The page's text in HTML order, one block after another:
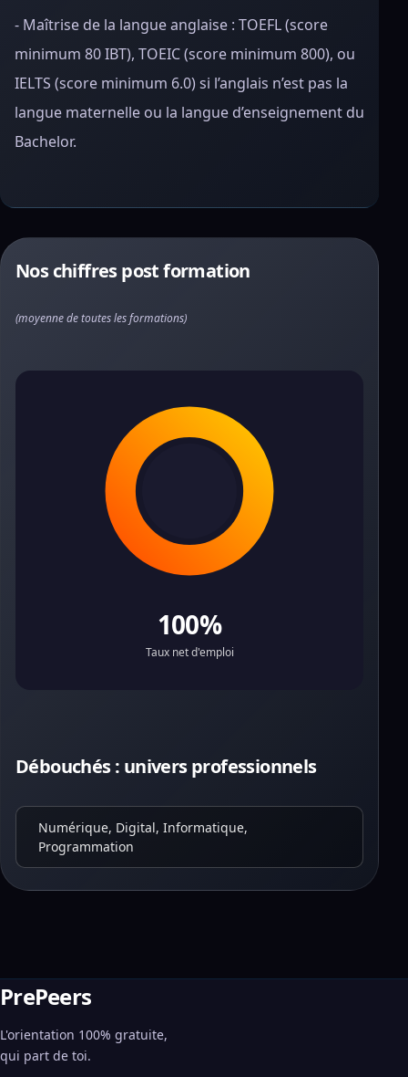
- Maîtrise de la langue anglaise : TOEFL (score
minimum 80 IBT), TOEIC (score minimum 800), ou
IELTS (score minimum 6.0) si l’anglais n’est pas la
langue maternelle ou la langue d’enseignement du
Bachelor.
Nos chiffres post formation
(moyenne de toutes les formations)
100%
Taux net d'emploi
Débouchés : univers professionnels
Numérique, Digital, Informatique,
Programmation
PrePeers
L'orientation 100% gratuite,
qui part de toi.